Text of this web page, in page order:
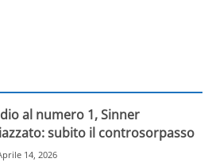
al numero 1, Sinner
subito il controsorpasso
14, 2026